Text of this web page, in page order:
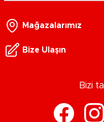
Mağazalarımız
Bize Ulaşın
Bizi